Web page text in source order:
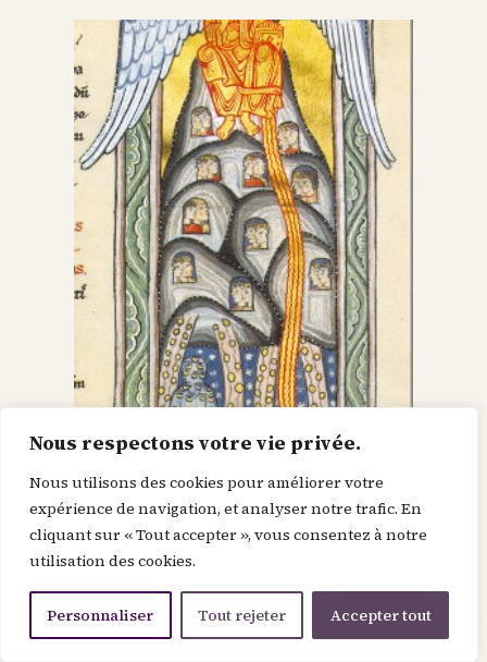
Nous respectons votre vie privée.
Nous utilisons des cookies pour améliorer votre
expérience de navigation, et analyser notre trafic. En
cliquant sur « Tout accepter », vous consentez à notre
utilisation des cookies.
Personnaliser Tout rejeter Accepter tout
Dieu dans le Christ,
recherche l’homme et
le renouvelle